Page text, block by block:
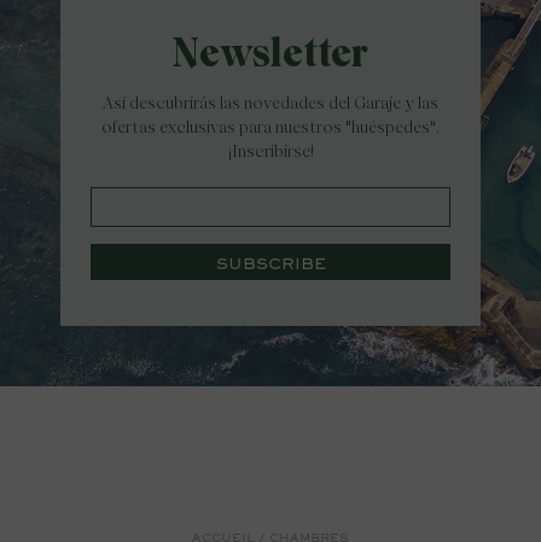
Newsletter
Así descubrirás las novedades del Garaje y las
ofertas exclusivas para nuestros "huéspedes".
¡Inscribirse!
ACCUEIL CHAMBRES